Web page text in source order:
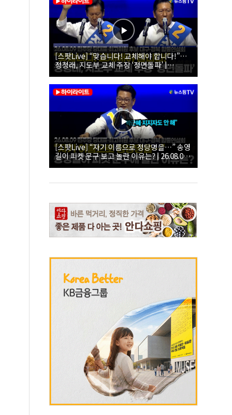
[스팟Live] “맞습니다! 교체해야 합니다!”…
정청래, 지도부 교체 주장 ‘정면돌파’ |
26.08.09 더불어민주당 당대표·최고위원 후
보 대구·경북 합동연설회
[스팟Live] “자기 이름으로 정당명을…” 송영
길이 피켓 문구 보고 놀란 이유는? | 26.08.09
더불어민주당 당대표·최고위원 후보 대구·경